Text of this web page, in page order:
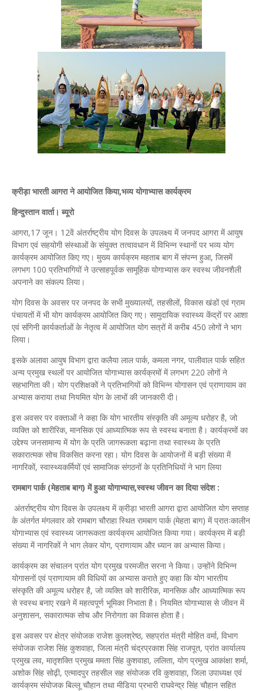
क्रीड़ा भारती आगरा ने आयोजित किया,भव्य योगाभ्यास कार्यक्रम
हिन्दुस्तान वार्ता। ब्यूरो
आगरा,17 जून। 12वें अंतर्राष्ट्रीय योग दिवस के उपलक्ष्य में जनपद आगरा में आयुष
विभाग एवं सहयोगी संस्थाओं के संयुक्त तत्वावधान में विभिन्न स्थानों पर भव्य योग
कार्यक्रम आयोजित किए गए। मुख्य कार्यक्रम महताब बाग में संपन्न हुआ, जिसमें
लगभग 100 प्रतिभागियों ने उत्साहपूर्वक सामूहिक योगाभ्यास कर स्वस्थ जीवनशैली
अपनाने का संकल्प लिया।
योग दिवस के अवसर पर जनपद के सभी मुख्यालयों, तहसीलों, विकास खंडों एवं ग्राम
पंचायतों में भी योग कार्यक्रम आयोजित किए गए। सामुदायिक स्वास्थ्य केंद्रों पर आशा
एवं संगिनी कार्यकर्ताओं के नेतृत्व में आयोजित योग सत्रों में करीब 450 लोगों ने भाग
लिया।
इसके अलावा आयुष विभाग द्वारा कलैया लाल पार्क, कमला नगर, पालीवाल पार्क सहित
अन्य प्रमुख स्थलों पर आयोजित योगाभ्यास कार्यक्रमों में लगभग 220 लोगों ने
सहभागिता की। योग प्रशिक्षकों ने प्रतिभागियों को विभिन्न योगासन एवं प्राणायाम का
अभ्यास कराया तथा नियमित योग के लाभों की जानकारी दी।
इस अवसर पर वक्ताओं ने कहा कि योग भारतीय संस्कृति की अमूल्य धरोहर है, जो
व्यक्ति को शारीरिक, मानसिक एवं आध्यात्मिक रूप से स्वस्थ बनाता है। कार्यक्रमों का
उद्देश्य जनसामान्य में योग के प्रति जागरूकता बढ़ाना तथा स्वास्थ्य के प्रति
सकारात्मक सोच विकसित करना रहा। योग दिवस के आयोजनों में बड़ी संख्या में
नागरिकों, स्वास्थ्यकर्मियों एवं सामाजिक संगठनों के प्रतिनिधियों ने भाग लिया
रामबाग पार्क (मेहताब बाग) में हुआ योगाभ्यास,स्वस्थ जीवन का दिया संदेश :
अंतर्राष्ट्रीय योग दिवस के उपलक्ष्य में क्रीड़ा भारती आगरा द्वारा आयोजित योग सप्ताह
के अंतर्गत मंगलवार को रामबाग चौराहा स्थित रामबाग पार्क (मेहता बाग) में प्रातःकालीन
योगाभ्यास एवं स्वास्थ्य जागरूकता कार्यक्रम आयोजित किया गया। कार्यक्रम में बड़ी
संख्या में नागरिकों ने भाग लेकर योग, प्राणायाम और ध्यान का अभ्यास किया।
कार्यक्रम का संचालन प्रांत योग प्रमुख परमजीत सरना ने किया। उन्होंने विभिन्न
योगासनों एवं प्राणायाम की विधियों का अभ्यास कराते हुए कहा कि योग भारतीय
संस्कृति की अमूल्य धरोहर है, जो व्यक्ति को शारीरिक, मानसिक और आध्यात्मिक रूप
से स्वस्थ बनाए रखने में महत्वपूर्ण भूमिका निभाता है। नियमित योगाभ्यास से जीवन में
अनुशासन, सकारात्मक सोच और निरोगता का विकास होता है।
इस अवसर पर क्षेत्र संयोजक राजेश कुलश्रेष्ठ, सहप्रांत मंत्री मोहित वर्मा, विभाग
संयोजक राजेश सिंह कुशवाहा, जिला मंत्री चंद्रप्रकाश सिंह राजपूत, प्रांत कार्यालय
प्रमुख लव, मातृशक्ति प्रमुख ममता सिंह कुशवाहा, ललिता, योग प्रमुख आकांक्षा शर्मा,
अशोक सिंह सोढ़ी, एत्मादपुर तहसील सह संयोजक रवि कुशवाहा, जिला उपाध्यक्ष एवं
कार्यक्रम संयोजक बिल्लू चौहान तथा मीडिया प्रभारी राघवेन्द्र सिंह चौहान सहित